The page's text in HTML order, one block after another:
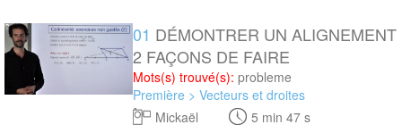
5 min 47 s
01 DÉMONTRER UN ALIGNEMENT
2 FAÇONS DE FAIRE
Mots(s) trouvé(s): probleme
Première > Vecteurs et droites
Mickaël
5 min 47 s